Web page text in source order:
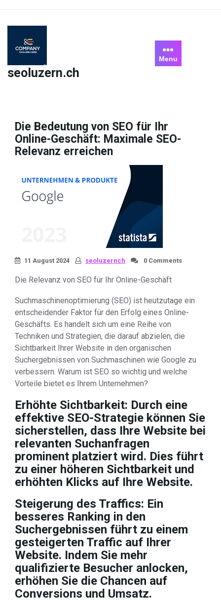
content
seoluzern.ch
Menu
Die Bedeutung von SEO für Ihr
Online-Geschäft: Maximale SEO-
Relevanz erreichen
11 August 2024 seoluzernch 0 Comments
Die Relevanz von SEO für Ihr Online-Geschäft
Suchmaschinenoptimierung (SEO) ist heutzutage ein
entscheidender Faktor für den Erfolg eines Online-
Geschäfts. Es handelt sich um eine Reihe von
Techniken und Strategien, die darauf abzielen, die
Sichtbarkeit Ihrer Website in den organischen
Suchergebnissen von Suchmaschinen wie Google zu
verbessern. Warum ist SEO so wichtig und welche
Vorteile bietet es Ihrem Unternehmen?
Erhöhte Sichtbarkeit: Durch eine
effektive SEO-Strategie können Sie
sicherstellen, dass Ihre Website bei
relevanten Suchanfragen
prominent platziert wird. Dies führt
zu einer höheren Sichtbarkeit und
erhöhten Klicks auf Ihre Website.
Steigerung des Traffics: Ein
besseres Ranking in den
Suchergebnissen führt zu einem
gesteigerten Traffic auf Ihrer
Website. Indem Sie mehr
qualifizierte Besucher anlocken,
erhöhen Sie die Chancen auf
Conversions und Umsatz.